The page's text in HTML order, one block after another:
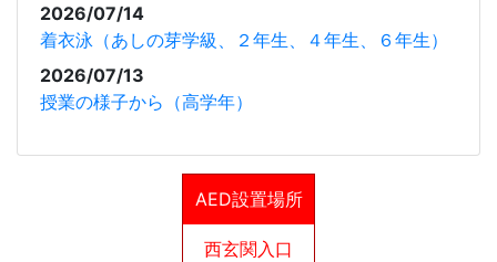
AED設置場所
西玄関入口
2026/07/14
着衣泳（あしの芽学級、２年生、４年生、６年生）
2026/07/13
授業の様子から（高学年）